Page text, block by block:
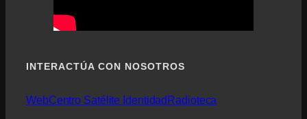
INTERACTÚA CON NOSOTROS
WebCentro Satélite IdentidadRadioteca